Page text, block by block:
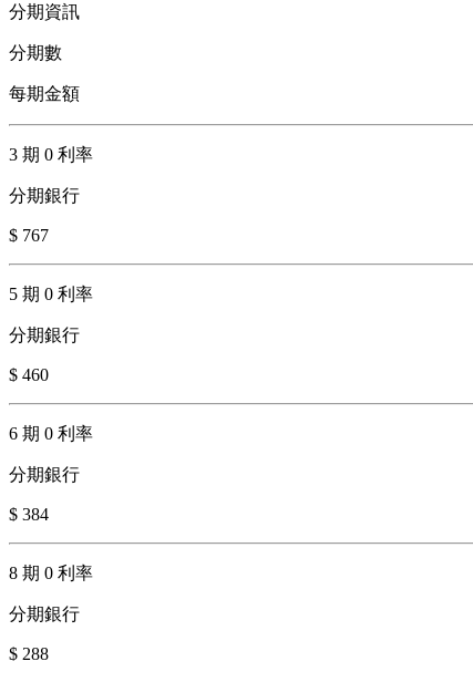
分期資訊
分期數
每期金額
3 期 0 利率
分期銀行
$ 767
5 期 0 利率
分期銀行
$ 460
6 期 0 利率
分期銀行
$ 384
8 期 0 利率
分期銀行
$ 288